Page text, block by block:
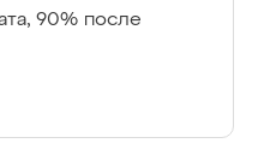
90% после